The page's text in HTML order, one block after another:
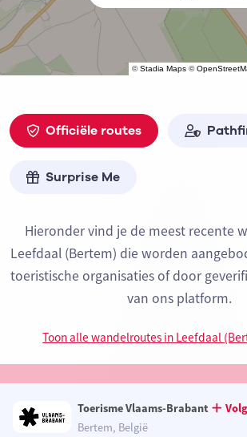
©Stadia Maps ©
Officiële routes
Surprise Me
Hieronder vind je de meest recente
Leefdaal (Bertem) die worden
toeristische organisaties of door
van ons platform.
Toon alle wandelroutes in Leefdaal
Toerisme Vlaams-Brabant
Volg
Bertem, België